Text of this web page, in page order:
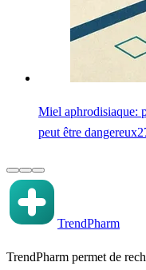
Miel aphrodisiaque:
peut être dangereux
TrendPharm
TrendPharm permet de